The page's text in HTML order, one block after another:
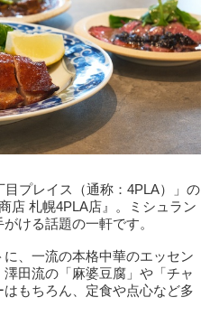
プレイス（通称：4PLA）」の
店 札幌4PLA店』。ミシュラン
ける話題の一軒です。
に、一流の本格中華のエッセン
田流の「麻婆豆腐」や「チャ
もちろん、定食や点心など多